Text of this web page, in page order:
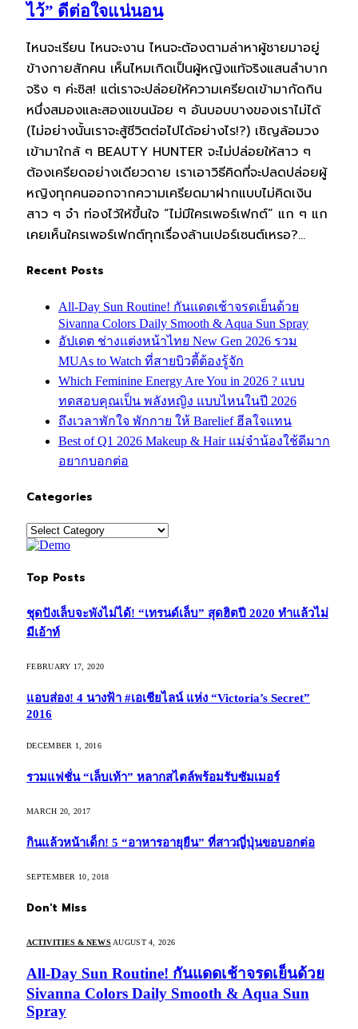
ไว้” ดีต่อใจแน่นอน
ไหนจะเรียน ไหนจะงาน ไหนจะต้องตามล่าหาผู้ชายมาอยู่
ข้างกายสักคน เห็นไหมเกิดเป็นผู้หญิงแท้จริงแสนลำบาก
จริง ๆ ค่ะซิส! แต่เราจะปล่อยให้ความเครียดเข้ามากัดกิน
หนึ่งสมองและสองแขนน้อย ๆ อันบอบบางของเราไม่ได้
(ไม่อย่างนั้นเราจะสู้ชีวิตต่อไปได้อย่างไร!?) เชิญล้อมวง
เข้ามาใกล้ ๆ BEAUTY HUNTER จะไม่ปล่อยให้สาว ๆ
ต้องเครียดอย่างเดียวดาย เราเอาวิธีคิดที่จะปลดปล่อยผู้
หญิงทุกคนออกจากความเครียดมาฝากแบบไม่คิดเงิน
สาว ๆ จ๋า ท่องไว้ให้ขึ้นใจ “ไม่มีใครเพอร์เฟกต์” แก ๆ แก
เคยเห็นใครเพอร์เฟกต์ทุกเรื่องล้านเปอร์เซนต์เหรอ?…
Recent Posts
All-Day Sun Routine! กันแดดเช้าจรดเย็นด้วย
Sivanna Colors Daily Smooth & Aqua Sun Spray
อัปเดต ช่างแต่งหน้าไทย New Gen 2026 รวม
MUAs to Watch ที่สายบิวตี้ต้องรู้จัก
Which Feminine Energy Are You in 2026 ? แบบ
ทดสอบคุณเป็น พลังหญิง แบบไหนในปี 2026
ถึงเวลาพักใจ พักกาย ให้ Barelief ฮีลใจแทน
Best of Q1 2026 Makeup & Hair แม่จ๋าน้องใช้ดีมาก
อยากบอกต่อ
Categories
Categories
Top Posts
ชุดปังเล็บจะพังไม่ได้! “เทรนด์เล็บ” สุดฮิตปี 2020 ทำแล้วไม่
มีเอ้าท์
FEBRUARY 17, 2020
แอบส่อง! 4 นางฟ้า #เอเชียไลน์ แห่ง “Victoria’s Secret”
2016
DECEMBER 1, 2016
รวมแฟชั่น “เล็บเท้า” หลากสไตล์พร้อมรับซัมเมอร์
MARCH 20, 2017
กินแล้วหน้าเด็ก! 5 “อาหารอายุยืน” ที่สาวญี่ปุ่นขอบอกต่อ
SEPTEMBER 10, 2018
Don't Miss
ACTIVITIES & NEWS AUGUST 4, 2026
All-Day Sun Routine! กันแดดเช้าจรดเย็นด้วย
Sivanna Colors Daily Smooth & Aqua Sun
Spray